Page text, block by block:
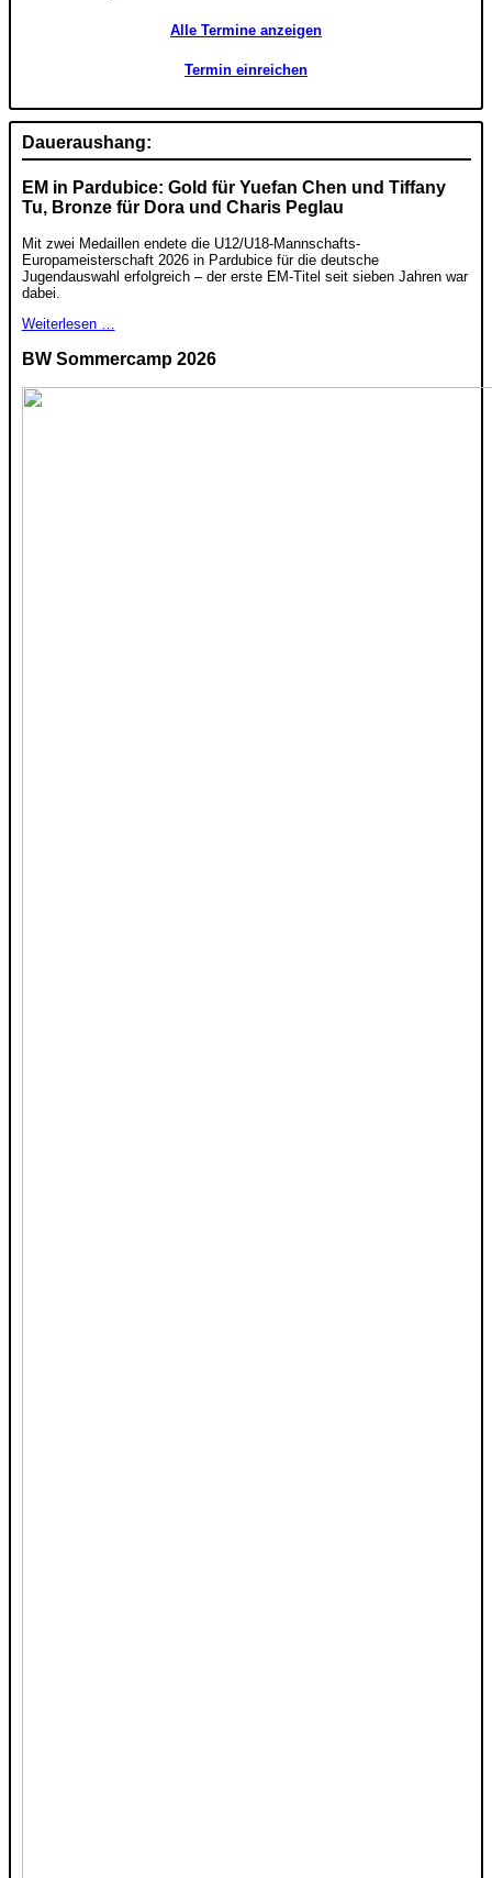
Alle Termine anzeigen
Termin einreichen
Daueraushang:
EM in Pardubice: Gold für Yuefan Chen und Tiffany
Tu, Bronze für Dora und Charis Peglau
Mit zwei Medaillen endete die U12/U18-Mannschafts-
Europameisterschaft 2026 in Pardubice für die deutsche
Jugendauswahl erfolgreich – der erste EM-Titel seit sieben Jahren war
dabei.
Weiterlesen …
BW Sommercamp 2026